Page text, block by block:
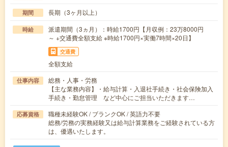
期間 長期（3ヶ月以上）
時給
派遣期間（3ヵ月）：時給1700円【月収例：23万8000円
～ +交通費全額支給 ※時給1700円×実働7時間×20日】
交通費
全額支給
仕事内容
総務・人事・労務
【主な業務内容】・給与計算・入退社手続き・社会保険加入
手続き・勤怠管理 など中心にご担当いただきます…
応募資格
職種未経験OK / ブランクOK / 英語力不要
総務/労務の実務経験又は給与計算業務をご経験されている方
は、優遇いたします。